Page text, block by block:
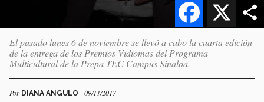
El pasado lunes 6 de noviembre se llevó a cabo la cuarta edición
de la entrega de los Premios Vidiomas del Programa
Multicultural de la Prepa TEC Campus Sinaloa.
Por DIANA ANGULO - 09/11/2017